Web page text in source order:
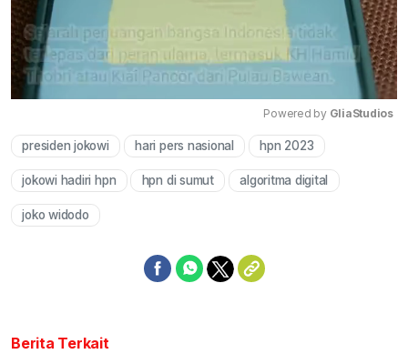
Powered by GliaStudios
presiden jokowi hari pers nasional hpn 2023
jokowi hadiri hpn hpn di sumut algoritma digital
joko widodo
Berita Terkait